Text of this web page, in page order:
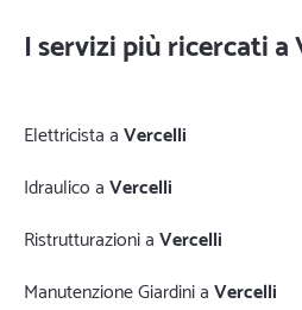
I servizi più ricercati a
Elettricista aVercelli
Idraulico aVercelli
Ristrutturazioni aVercelli
Manutenzione Giardini aVercelli